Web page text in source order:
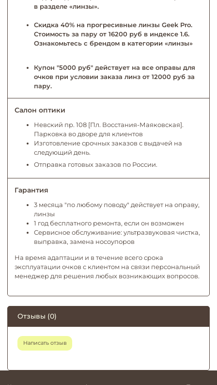
в разделе «линзы».
Скидка 40% на прогресивные линзы Geek Pro.
Стоимость за пару от 16200 руб в индексе 1.6.
Ознакомьтесь с брендом в категории «линзы»
Купон "5000 руб" действует на все оправы для
очков при условии заказа линз от 12000 руб за
пару.
Салон оптики
Невский пр. 108 [Пл. Восстания-Маяковская].
Парковка во дворе для клиентов
Изготовление срочных заказов с выдачей на
следующий день.
Отправка готовых заказов по России.
Гарантия
3 месяца "по любому поводу" действует на оправу,
линзы
1 год бесплатного ремонта, если он возможен
Сервисное обслуживание: ультразвуковая чистка,
выправка, замена носоупоров
На время адаптации и в течение всего срока
эксплуатации очков с клиентом на связи персональный
менеджер для решения любых возникающих вопросов.
Отзывы (0)
Написать отзыв